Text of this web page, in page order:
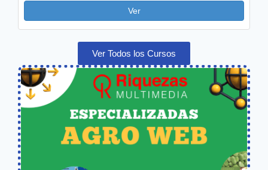
Ver
Ver Todos los Cursos